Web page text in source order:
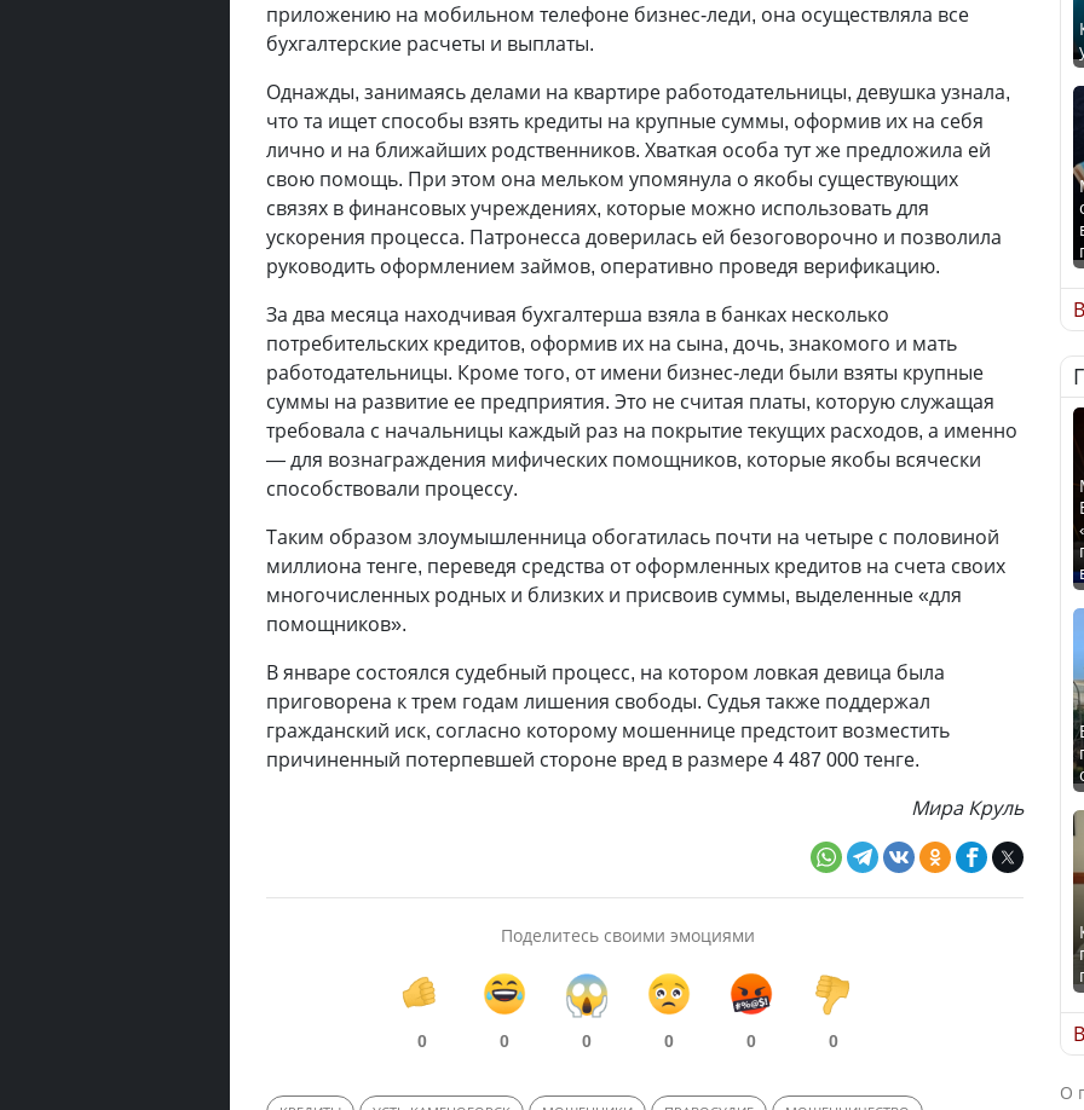
приложению на мобильном телефоне бизнес-леди, она осуществляла все
бухгалтерские расчеты и выплаты.
Однажды, занимаясь делами на квартире работодательницы, девушка узнала,
что та ищет способы взять кредиты на крупные суммы, оформив их на себя
лично и на ближайших родственников. Хваткая особа тут же предложила ей
свою помощь. При этом она мельком упомянула о якобы существующих
связях в финансовых учреждениях, которые можно использовать для
ускорения процесса. Патронесса доверилась ей безоговорочно и позволила
руководить оформлением займов, оперативно проведя верификацию.
За два месяца находчивая бухгалтерша взяла в банках несколько
потребительских кредитов, оформив их на сына, дочь, знакомого и мать
работодательницы. Кроме того, от имени бизнес-леди были взяты крупные
суммы на развитие ее предприятия. Это не считая платы, которую служащая
требовала с начальницы каждый раз на покрытие текущих расходов, а именно
— для вознаграждения мифических помощников, которые якобы всячески
способствовали процессу.
Таким образом злоумышленница обогатилась почти на четыре с половиной
миллиона тенге, переведя средства от оформленных кредитов на счета своих
многочисленных родных и близких и присвоив суммы, выделенные «для
помощников».
В январе состоялся судебный процесс, на котором ловкая девица была
приговорена к трем годам лишения свободы. Судья также поддержал
гражданский иск, согласно которому мошеннице предстоит возместить
причиненный потерпевшей стороне вред в размере 4 487 000 тенге.
Мира Круль
Поделитесь своими эмоциями
0 0 0 0 0 0
О